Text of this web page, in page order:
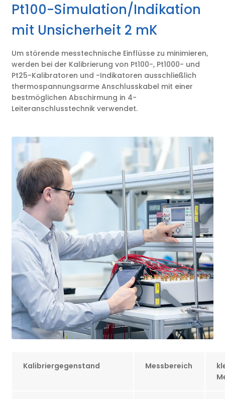
Pt100-Simulation/Indikation
mit Unsicherheit 2 mK
Um störende messtechnische Einflüsse zu minimieren,
werden bei der Kalibrierung von Pt100-, Pt1000- und
Pt25-Kalibratoren und -Indikatoren ausschließlich
thermospannungsarme Anschlusskabel mit einer
bestmöglichen Abschirmung in 4-
Leiteranschlusstechnik verwendet.
Kalibriergegenstand Messbereich